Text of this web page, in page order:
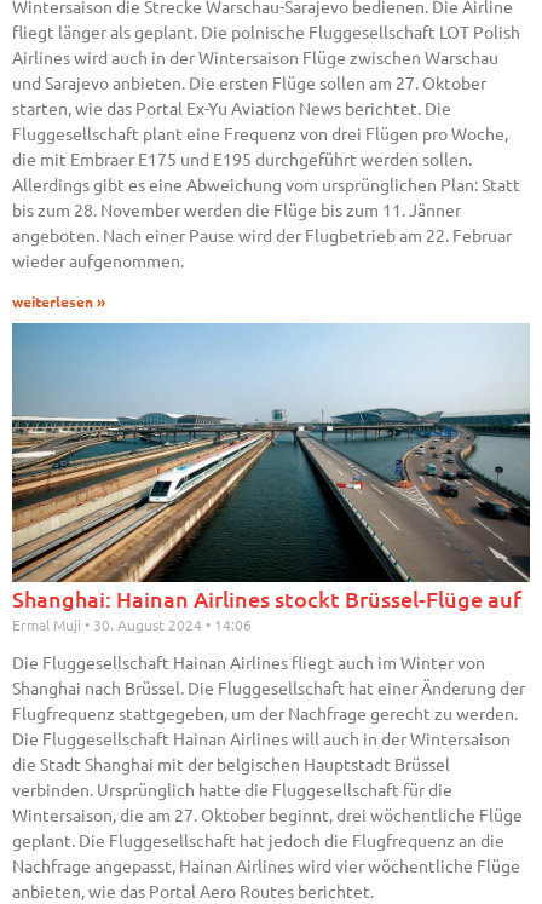
Wintersaison die Strecke Warschau-Sarajevo bedienen. Die Airline
fliegt länger als geplant. Die polnische Fluggesellschaft LOT Polish
Airlines wird auch in der Wintersaison Flüge zwischen Warschau
und Sarajevo anbieten. Die ersten Flüge sollen am 27. Oktober
starten, wie das Portal Ex-Yu Aviation News berichtet. Die
Fluggesellschaft plant eine Frequenz von drei Flügen pro Woche,
die mit Embraer E175 und E195 durchgeführt werden sollen.
Allerdings gibt es eine Abweichung vom ursprünglichen Plan: Statt
bis zum 28. November werden die Flüge bis zum 11. Jänner
angeboten. Nach einer Pause wird der Flugbetrieb am 22. Februar
wieder aufgenommen.
weiterlesen »
Shanghai: Hainan Airlines stockt Brüssel-Flüge auf
Ermal Muji 30. August 2024 14:06
Die Fluggesellschaft Hainan Airlines fliegt auch im Winter von
Shanghai nach Brüssel. Die Fluggesellschaft hat einer Änderung der
Flugfrequenz stattgegeben, um der Nachfrage gerecht zu werden.
Die Fluggesellschaft Hainan Airlines will auch in der Wintersaison
die Stadt Shanghai mit der belgischen Hauptstadt Brüssel
verbinden. Ursprünglich hatte die Fluggesellschaft für die
Wintersaison, die am 27. Oktober beginnt, drei wöchentliche Flüge
geplant. Die Fluggesellschaft hat jedoch die Flugfrequenz an die
Nachfrage angepasst, Hainan Airlines wird vier wöchentliche Flüge
anbieten, wie das Portal Aero Routes berichtet.